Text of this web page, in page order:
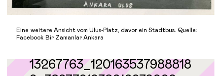
Eine weitere Ansicht vom Ulus-Platz, davor ein Stadtbus. Quelle:
Facebook Bir Zamanlar Ankara